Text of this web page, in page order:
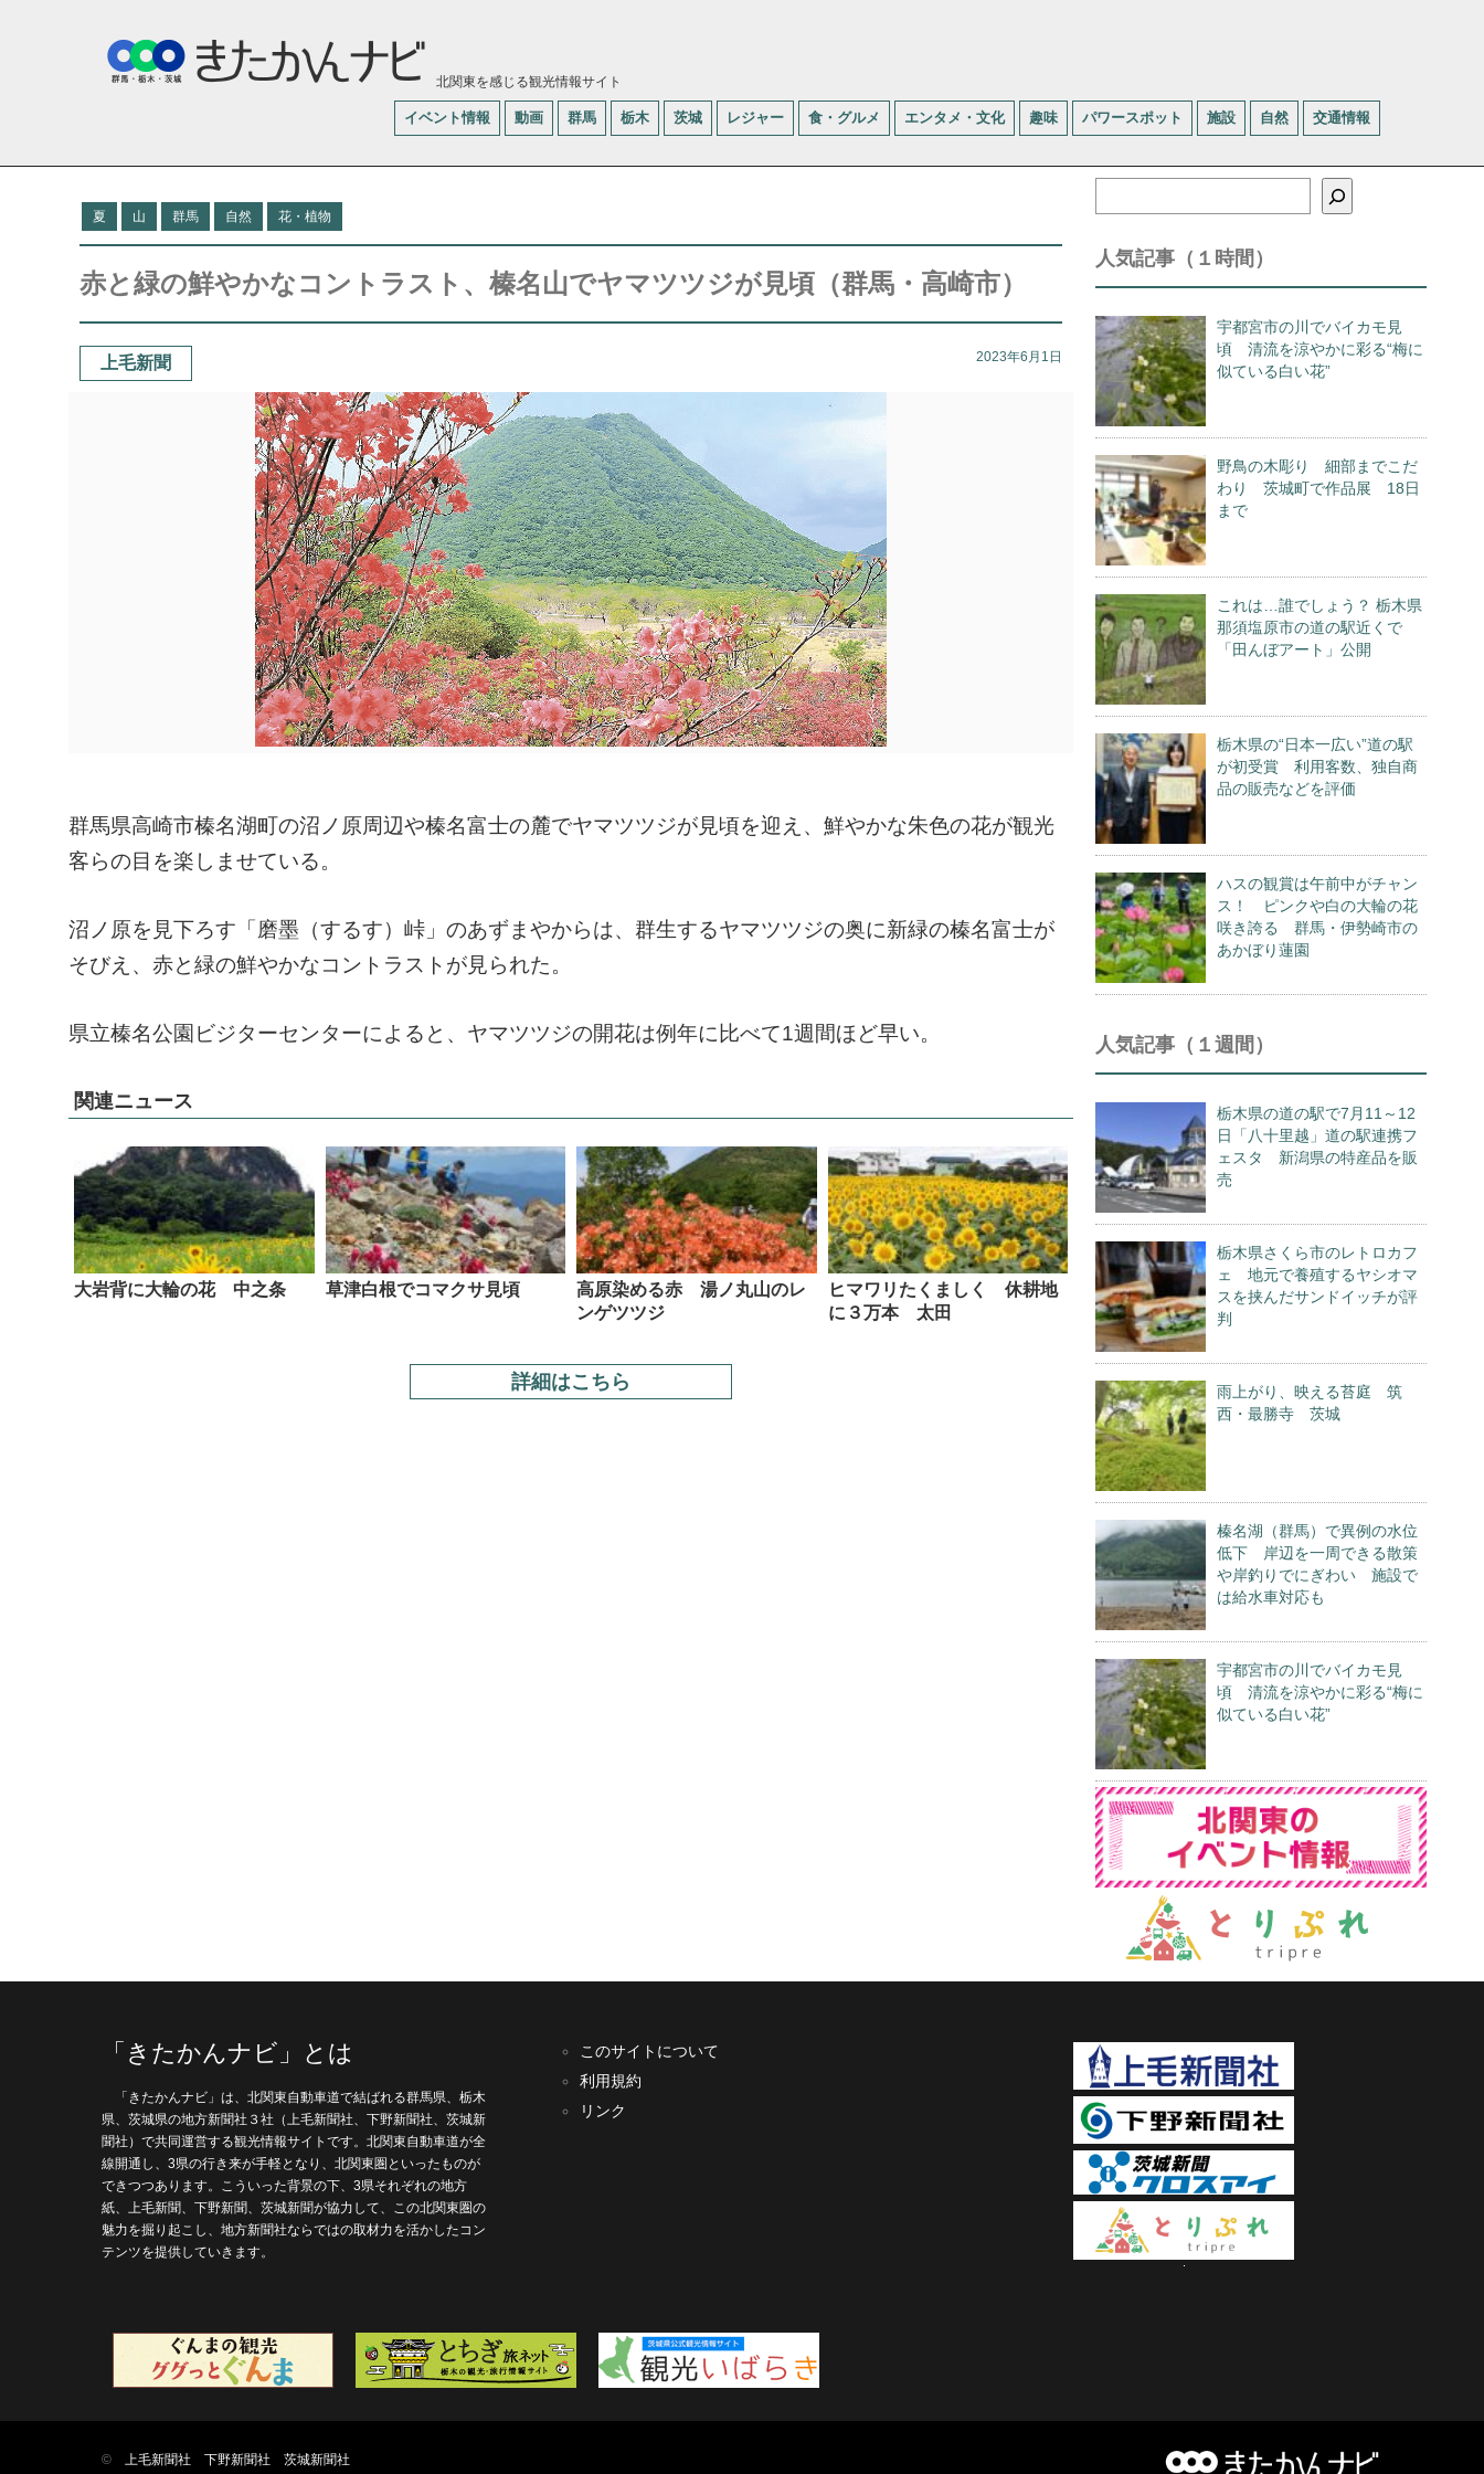
北関東を感じる観光情報サイト
イベント情報 動画 群馬 栃木 茨城 レジャー 食・グルメ エンタメ・文化 趣味 パワースポット 施設 自然 交通情報
夏 山 群馬 自然 花・植物
赤と緑の鮮やかなコントラスト、榛名山でヤマツツジが見頃（群馬・高崎市）
上毛新聞 2023年6月1日
群馬県高崎市榛名湖町の沼ノ原周辺や榛名富士の麓でヤマツツジが見頃を迎え、鮮やかな朱色の花が観光
客らの目を楽しませている。
沼ノ原を見下ろす「磨墨（するす）峠」のあずまやからは、群生するヤマツツジの奥に新緑の榛名富士が
そびえ、赤と緑の鮮やかなコントラストが見られた。
県立榛名公園ビジターセンターによると、ヤマツツジの開花は例年に比べて1週間ほど早い。
関連ニュース
大岩背に大輪の花 中之条 草津白根でコマクサ見頃
高原染める赤 湯ノ丸山のレ
ンゲツツジ
ヒマワリたくましく 休耕地
に３万本 太田
詳細はこちら
索
人気記事（１時間）
宇都宮市の川でバイカモ見
頃 清流を涼やかに彩る“梅に
似ている白い花”
野鳥の木彫り 細部までこだ
わり 茨城町で作品展 18日
まで
これは…誰でしょう？ 栃木県
那須塩原市の道の駅近くで
「田んぼアート」公開
栃木県の“日本一広い”道の駅
が初受賞 利用客数、独自商
品の販売などを評価
ハスの観賞は午前中がチャン
ス！ ピンクや白の大輪の花
咲き誇る 群馬・伊勢崎市の
あかぼり蓮園
人気記事（１週間）
栃木県の道の駅で7月11～12
日「八十里越」道の駅連携フ
ェスタ 新潟県の特産品を販
売
栃木県さくら市のレトロカフ
ェ 地元で養殖するヤシオマ
スを挟んだサンドイッチが評
判
雨上がり、映える苔庭 筑
西・最勝寺 茨城
榛名湖（群馬）で異例の水位
低下 岸辺を一周できる散策
や岸釣りでにぎわい 施設で
は給水車対応も
宇都宮市の川でバイカモ見
頃 清流を涼やかに彩る“梅に
似ている白い花”
「きたかんナビ」とは
「きたかんナビ」は、北関東自動車道で結ばれる群馬県、栃木
県、茨城県の地方新聞社３社（上毛新聞社、下野新聞社、茨城新
聞社）で共同運営する観光情報サイトです。北関東自動車道が全
線開通し、3県の行き来が手軽となり、北関東圏といったものが
できつつあります。こういった背景の下、3県それぞれの地方
紙、上毛新聞、下野新聞、茨城新聞が協力して、この北関東圏の
魅力を掘り起こし、地方新聞社ならではの取材力を活かしたコン
テンツを提供していきます。
このサイトについて
利用規約
リンク
© 上毛新聞社 下野新聞社 茨城新聞社